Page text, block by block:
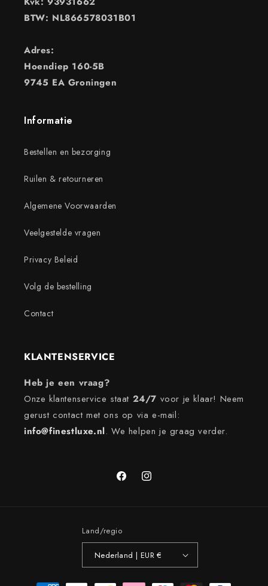
BTW: NL866578031B01
Adres:
Hoendiep 160-5B
9745 EA Groningen
Informatie
Bestellen en bezorging
Ruilen & retourneren
Algemene Voorwaarden
Veelgestelde vragen
Privacy Beleid
Volg de bestelling
Contact
KLANTENSERVICE
Heb je een vraag?
Onze klantenservice staat 24/7 voor je klaar! Neem
gerust contact met ons op via e-mail:
info@finestluxe.nl. We helpen je graag verder.
FacebookInstagram
Land/regio
Nederland | EUR €